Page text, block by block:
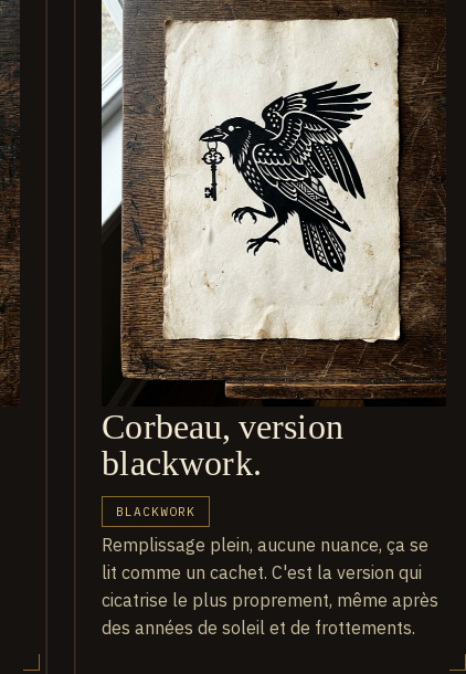
Corbeau, version
blackwork.
BLACKWORK
Remplissage plein, aucune nuance, ça se
lit comme un cachet. C'est la version qui
cicatrise le plus proprement, même après
des années de soleil et de frottements.